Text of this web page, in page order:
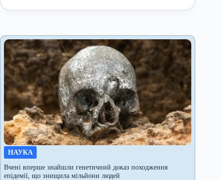
НАУКА
Вчені вперше знайшли генетичний доказ походження
епідемії, що знищила мільйони людей